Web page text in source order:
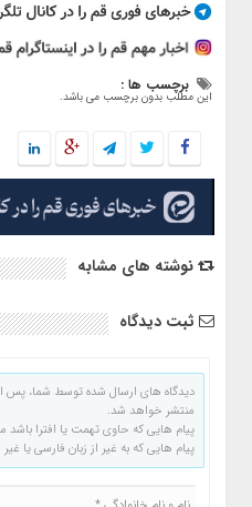
برچسب ها :
این مطلب بدون برچسب می باشد.
نوشته های مشابه
ثبت دیدگاه
دیدگاه های ارسال شده توسط شما، پس
منتشر خواهد شد.
پیام هایی که حاوی تهمت یا افترا
پیام هایی که به غیر از زبان فارسی یا